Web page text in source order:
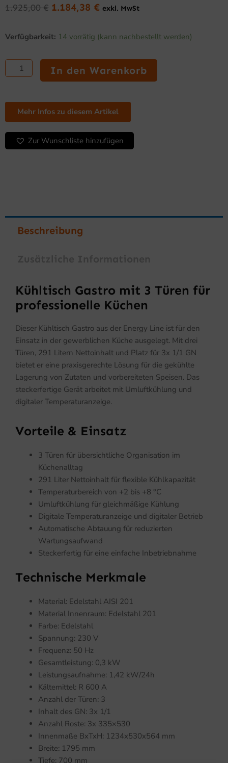
1.925,00€ Ursprünglicher
war:
1.925,00 €
1.184,38 € Aktueller
ist:
exkl. MwSt
Verfügbarkeit: 14 vorrätig (kann nachbestellt werden)
Gastro
Türen
Energy
In den Warenkorb
Mehr Infos zu diesem Artikel
Zur Wunschliste hinzufügen
Beschreibung
Kühltisch Gastro mit 3 Türen für
professionelle Küchen
Dieser Kühltisch Gastro aus der Energy Line ist für den
Einsatz in der gewerblichen Küche ausgelegt. Mit drei
Türen, 291 Litern Nettoinhalt und Platz für 3x 1/1 GN
bietet er eine praxisgerechte Lösung für die gekühlte
Lagerung von Zutaten und vorbereiteten Speisen. Das
steckerfertige Gerät arbeitet mit Umluftkühlung und
digitaler Temperaturanzeige.
Vorteile & Einsatz
3 Türen für übersichtliche Organisation im
Küchenalltag
291 Liter Nettoinhalt für flexible Kühlkapazität
Temperaturbereich von +2 bis +8 °C
Umluftkühlung für gleichmäßige Kühlung
Digitale Temperaturanzeige und digitaler Betrieb
Automatische Abtauung für reduzierten
Wartungsaufwand
Steckerfertig für eine einfache Inbetriebnahme
Technische Merkmale
Material: Edelstahl AISI 201
Material Innenraum: Edelstahl 201
Farbe: Edelstahl
Spannung: 230 V
Frequenz: 50 Hz
Gesamtleistung: 0,3 kW
Leistungsaufnahme: 1,42 kW/24h
Kältemittel: R 600 A
Anzahl der Türen: 3
Inhalt des GN: 3x 1/1
Anzahl Roste: 3x 335×530
Innenmaße BxTxH: 1234x530x564 mm
Breite: 1795 mm
Tiefe: 700 mm